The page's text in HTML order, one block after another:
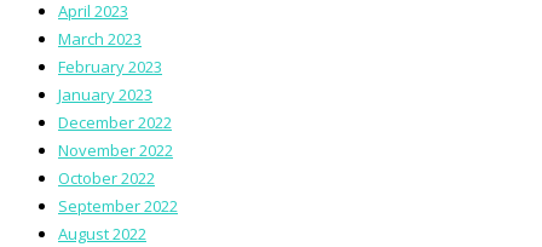
April 2023
March 2023
February 2023
January 2023
December 2022
November 2022
October 2022
September 2022
August 2022